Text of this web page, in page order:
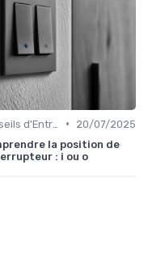
•
20/07/2025
la position de
: i ou o